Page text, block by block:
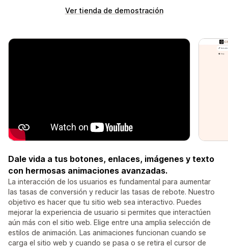
Ver tienda de demostración
Dale vida a tus botones, enlaces, imágenes y texto
con hermosas animaciones avanzadas.
La interacción de los usuarios es fundamental para aumentar
las tasas de conversión y reducir las tasas de rebote. Nuestro
objetivo es hacer que tu sitio web sea interactivo. Puedes
mejorar la experiencia de usuario si permites que interactúen
aún más con el sitio web. Elige entre una amplia selección de
estilos de animación. Las animaciones funcionan cuando se
carga el sitio web y cuando se pasa o se retira el cursor de